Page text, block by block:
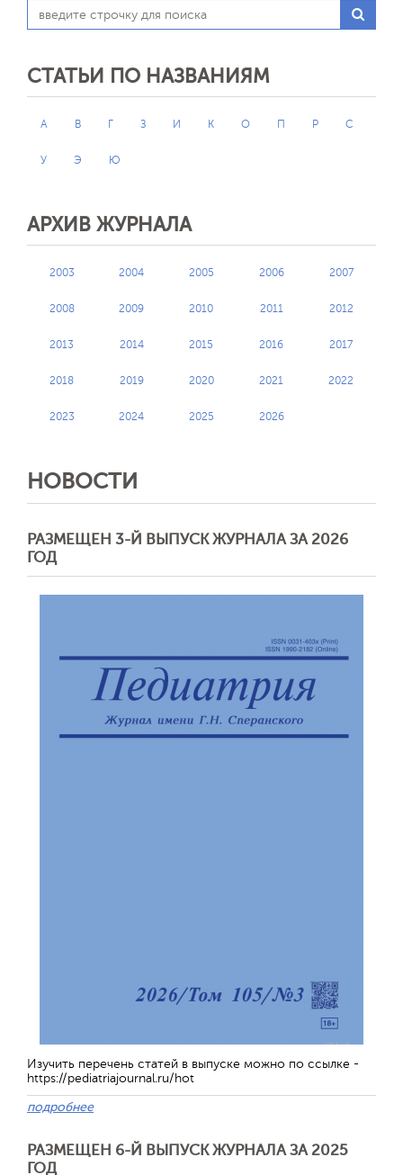
СТАТЬИ ПО НАЗВАНИЯМ
А В Г З И К О П Р С
У Э Ю
АРХИВ ЖУРНАЛА
2003 2004 2005 2006 2007
2008 2009 2010 2011 2012
2013 2014 2015 2016 2017
2018 2019 2020 2021 2022
2023 2024 2025 2026
НОВОСТИ
РАЗМЕЩЕН 3-Й ВЫПУСК ЖУРНАЛА ЗА 2026
ГОД
Изучить перечень статей в выпуске можно по ссылке -
https://pediatriajournal.ru/hot
подробнее
РАЗМЕЩЕН 6-Й ВЫПУСК ЖУРНАЛА ЗА 2025
ГОД